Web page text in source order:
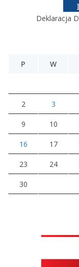
Deklaracja
P
W
2 3
9 10
16 17
23 24
30